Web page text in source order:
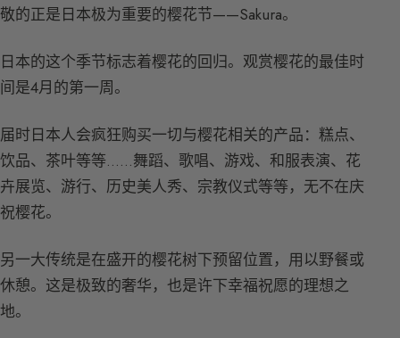
敬的正是日本极为重要的樱花节——Sakura。
日本的这个季节标志着樱花的回归。观赏樱花的最佳时
间是4月的第一周。
届时日本人会疯狂购买一切与樱花相关的产品：糕点、
饮品、茶叶等等……舞蹈、歌唱、游戏、和服表演、花
卉展览、游行、历史美人秀、宗教仪式等等，无不在庆
祝樱花。
另一大传统是在盛开的樱花树下预留位置，用以野餐或
休憩。这是极致的奢华，也是许下幸福祝愿的理想之
地。